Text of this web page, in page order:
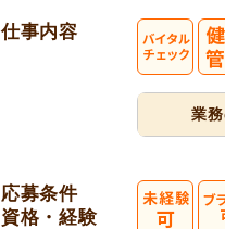
仕事内容
業
応募条件
資格・経験